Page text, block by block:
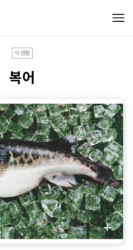
식생활
복어